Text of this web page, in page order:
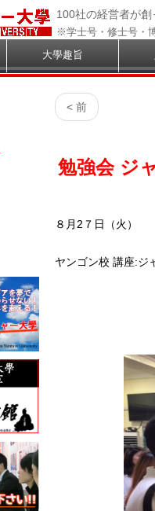
100社の経営者が
※学士号・修士号・
大學趣旨
< 前
勉強会 ジ
８月2７日（火）
ヤンゴン校 講座:ジ